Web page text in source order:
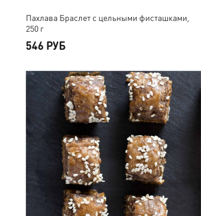
Пахлава Браслет с цельными фисташками,
250 г
546 РУБ